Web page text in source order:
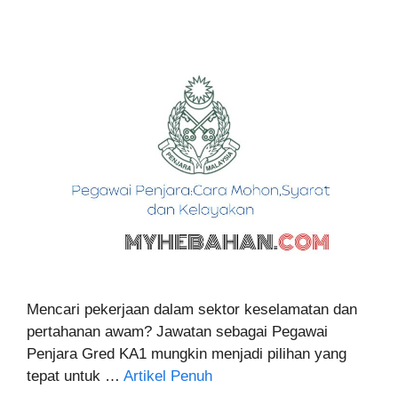
Mencari pekerjaan dalam sektor keselamatan dan
pertahanan awam? Jawatan sebagai Pegawai
Penjara Gred KA1 mungkin menjadi pilihan yang
tepat untuk … Artikel Penuh